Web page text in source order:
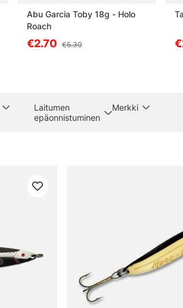
Abu Garcia Toby 18g - Holo
Roach
€2.70 €5.30
Laitumen
epäonnistuminen
Merkki